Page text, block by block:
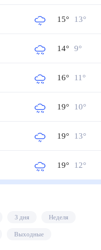
15° 13°
14° 9°
16° 11°
19° 10°
19° 13°
19° 12°
3 дня Неделя
Выходные